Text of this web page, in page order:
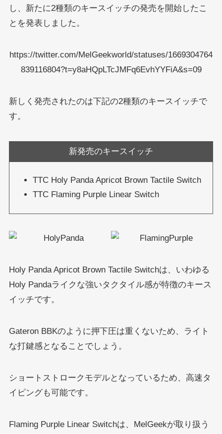
し、新たに2種類のキースイッチの発売を開始したこ
とを発表しました。
https://twitter.com/MelGeekworld/statuses/1669304764
839116804?t=y8aHQpLTcJMFq6EvhYYFiA&s=09
新しく発売されたのは下記の2種類のキースイッチで
す。
新発売のキースイッチ
TTC Holy Panda Apricot Brown Tactile Switch
TTC Flaming Purple Linear Switch
Holy Panda Apricot Brown Tactile Switchは、いわゆる
Holy Pandaライクな強いタクタイル感が特徴のキース
イッチです。
Gateron BBKのように押下圧は重くないため、ライト
な打鍵感となることでしょう。
ショートストロークモデルとなっているため、高速タ
イピングも可能です。
Flaming Purple Linear Switchは、MelGeekが取り扱う